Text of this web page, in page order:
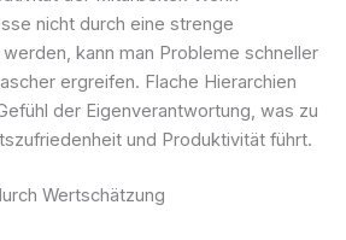
nicht durch eine strenge
kann man Probleme schneller
ergreifen. Flache Hierarchien
der Eigenverantwortung, was zu
und Produktivität führt.
Wertschätzung